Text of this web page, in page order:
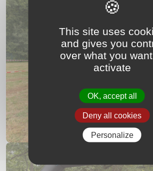
This site uses
and gives you
over what you
activate
OK, accept all
Deny all cookies
Personalize